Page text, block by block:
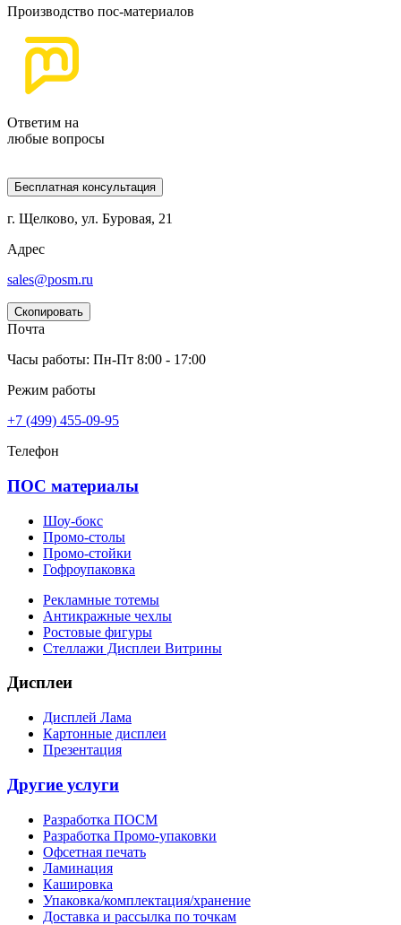
Производство пос-материалов
Ответим на
любые вопросы
Бесплатная консультация
г. Щелково, ул. Буровая, 21
Адрес
sales@posm.ru
Скопировать
Почта
Часы работы: Пн-Пт 8:00 - 17:00
Режим работы
+7 (499) 455-09-95
Телефон
ПОС материалы
Шоу-бокс
Промо-столы
Промо-стойки
Гофроупаковка
Рекламные тотемы
Антикражные чехлы
Ростовые фигуры
Стеллажи Дисплеи Витрины
Дисплеи
Дисплей Лама
Картонные дисплеи
Презентация
Другие услуги
Разработка ПОСМ
Разработка Промо-упаковки
Офсетная печать
Ламинация
Кашировка
Упаковка/комплектация/хранение
Доставка и рассылка по точкам